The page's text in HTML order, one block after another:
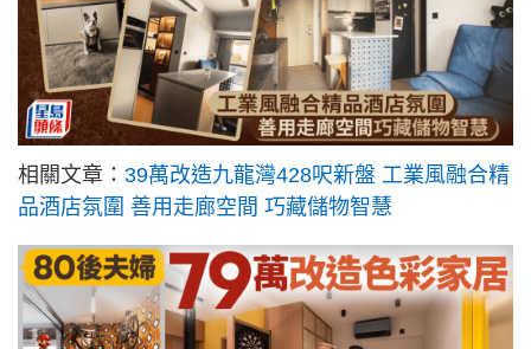
相關文章： 39萬改造九龍灣428呎新盤 工業風融合精
品酒店氛圍 善用走廊空間 巧藏儲物智慧